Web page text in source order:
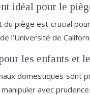
idéal pour le
du piège est crucial
l’Université de
les enfants et
domestiques
avec